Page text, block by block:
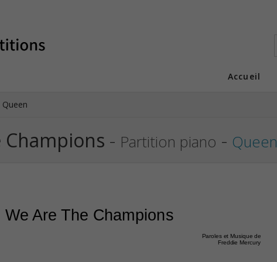
Accueil
Queen
Champions - Partition piano - Queen
We Are The Champions
Paroles et Musique de
Freddie Mercury